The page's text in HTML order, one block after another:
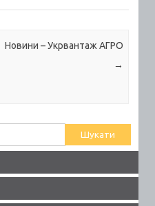
Новини – Укрвантаж АГРО
→